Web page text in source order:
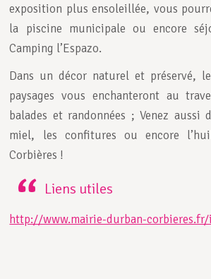
exposition plus ensoleillée, vous
la piscine municipale ou encore
Camping l’Espazo.
Dans un décor naturel et préservé,
paysages vous enchanteront au
balades et randonnées ; Venez
miel, les confitures ou encore
Corbières !
Liens utiles
http://www.mairie-durban-corbieres.fr/